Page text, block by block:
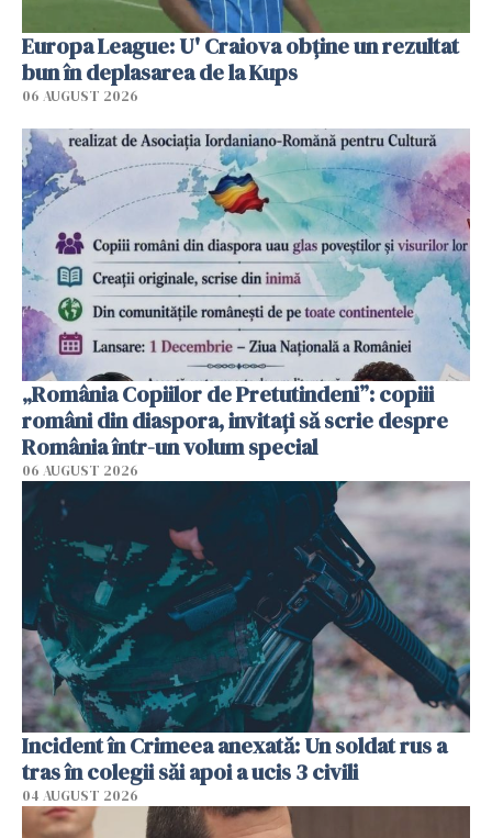
Europa League: U' Craiova obține un rezultat
bun în deplasarea de la Kups
06 AUGUST 2026
„România Copiilor de Pretutindeni”: copiii
români din diaspora, invitați să scrie despre
România într-un volum special
06 AUGUST 2026
Incident în Crimeea anexată: Un soldat rus a
tras în colegii săi apoi a ucis 3 civili
04 AUGUST 2026